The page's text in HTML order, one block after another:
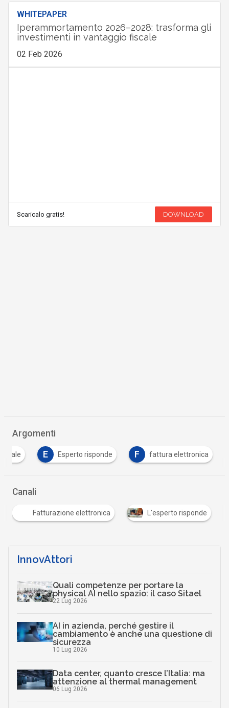
WHITEPAPER
Iperammortamento 2026–2028: trasforma gli
investimenti in vantaggio fiscale
02 Feb 2026
Scaricalo gratis! DOWNLOAD
Argomenti
E Esperto risponde F fattura elettronica
Canali
Fatturazione elettronica L'esperto risponde
InnovAttori
Quali competenze per portare la
physical AI nello spazio: il caso Sitael
22 Lug 2026
AI in azienda, perché gestire il
cambiamento è anche una questione di
sicurezza
10 Lug 2026
Data center, quanto cresce l’Italia: ma
attenzione al thermal management
06 Lug 2026